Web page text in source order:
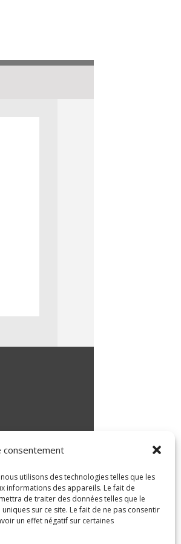
consentement
utilisons des technologies telles que les
informations des appareils. Le fait de
de traiter des données telles que le
sur ce site. Le fait de ne pas consentir
un effet négatif sur certaines